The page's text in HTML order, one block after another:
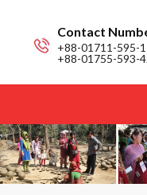
Contact
+88-01711-595-
+88-01755-593-